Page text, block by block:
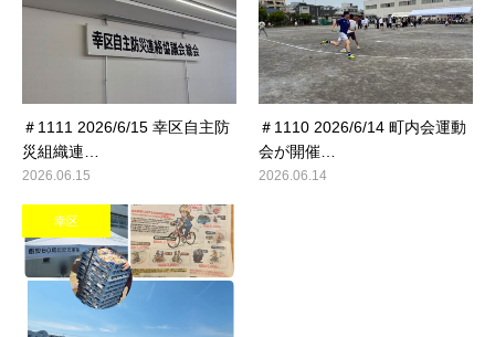
＃1111 2026/6/15 幸区自主防
災組織連…
2026.06.15
＃1110 2026/6/14 町内会運動
会が開催…
2026.06.14
幸区